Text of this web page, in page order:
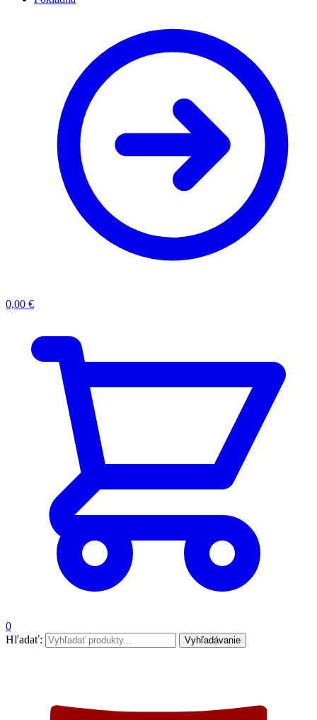
0,00 €
0
Hľadať:
Vyhľadávanie